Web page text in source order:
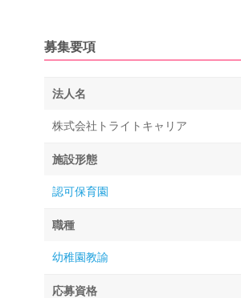
募集要項
法人名
株式会社トライトキャリア
施設形態
認可保育園
職種
幼稚園教諭
応募資格